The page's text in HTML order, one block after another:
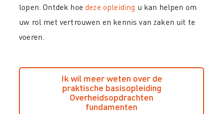
lopen. Ontdek hoedeze opleiding u kan helpen om
uw rol met vertrouwen en kennis van zaken uit te
voeren.
Ik wil meer weten over de
praktische basisopleiding
Overheidsopdrachten
fundamenten